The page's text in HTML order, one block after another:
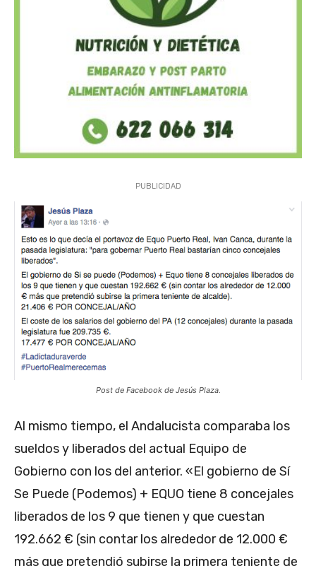
PUBLICIDAD
Post de Facebook de Jesús Plaza.
Al mismo tiempo, el Andalucista comparaba los
sueldos y liberados del actual Equipo de
Gobierno con los del anterior. «El gobierno de Sí
Se Puede (Podemos) + EQUO tiene 8 concejales
liberados de los 9 que tienen y que cuestan
192.662 € (sin contar los alrededor de 12.000 €
más que pretendió subirse la primera teniente de